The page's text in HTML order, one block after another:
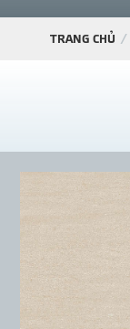
TRANG CHỦ